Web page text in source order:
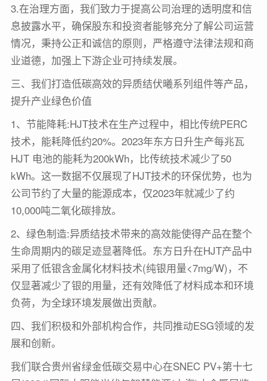
3.在治理方面，我们致力于提高公司治理的透明度和信
息披露水平，确保股东和投资者能够充分了解公司运营
情况，秉持公正和诚信的原则，严格遵守法律法规和商
业道德，加强上下游企业可持续发展。
三、我们打造低碳高效的异质结伏曦系列组件等产品，
提升产业绿色价值
1、节能降耗:HJT技术在生产过程中，相比传统PERC
技术，能耗降低约20%。2023年东方日升生产每兆瓦
HJT 电池的能耗为200kWh，比传统技术减少了50
kWh。这一数据不仅展现了HJT技术的环保优势，也为
公司节约了大量的能源成本，仅2023年就减少了约
10,000吨二氧化碳排放。
2、绿色制造:异质结技术带来的高效能使得产品在整个
生命周期内的碳足迹显著降低。东方日升在HJT产品中
采用了低银含金属化材料技术(纯银用量<7mg/W)，不
仅显著减少了银的用量，还有效降低了材料成本和环境
负荷，为全球环境发展做出贡献。
四、我们积极和外部机构合作，共同推动ESG领域的发
展和创新。
我们联合贵州省绿金低碳交易中心在SNEC PV+第十七